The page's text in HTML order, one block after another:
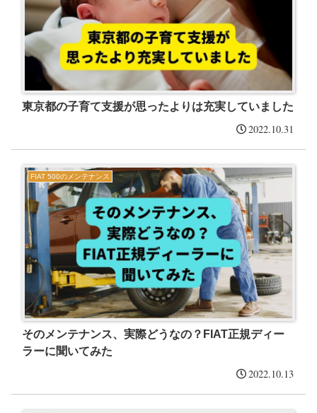
東京都の子育て支援が思ったよりは充実していました
2022.10.31
FIAT 500のメンテナンス
そのメンテナンス、実際どうなの？FIAT正規ディー
ラーに聞いてみた
2022.10.13